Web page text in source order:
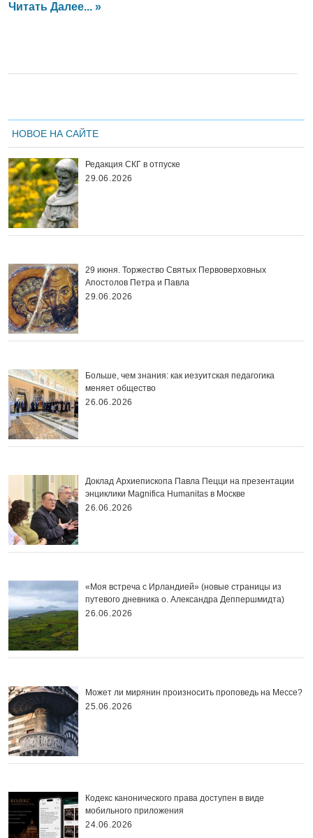
Читать Далее... »
НОВОЕ НА САЙТЕ
Редакция СКГ в отпуске
29.06.2026
29 июня. Торжество Святых Первоверховных
Апостолов Петра и Павла
29.06.2026
Больше, чем знания: как иезуитская педагогика
меняет общество
26.06.2026
Доклад Архиепископа Павла Пецци на презентации
энциклики Magnifica Нumanitas в Москве
26.06.2026
«Моя встреча с Ирландией» (новые страницы из
путевого дневника о. Александра Деппершмидта)
26.06.2026
Может ли мирянин произносить проповедь на Мессе?
25.06.2026
Кодекс канонического права доступен в виде
мобильного приложения
24.06.2026